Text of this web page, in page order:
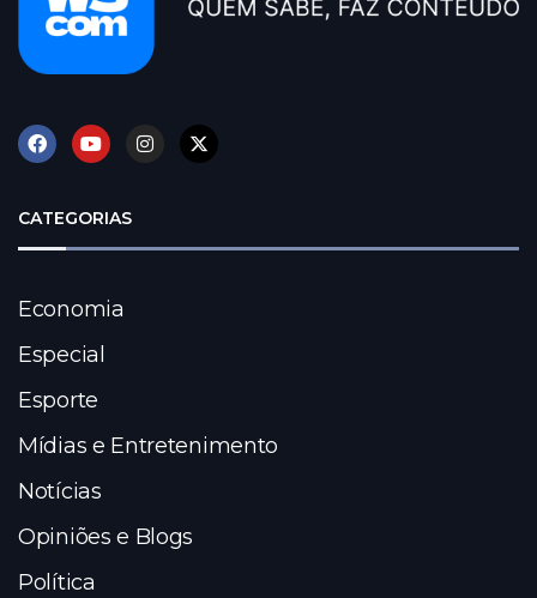
CATEGORIAS
Economia
Especial
Esporte
Mídias e Entretenimento
Notícias
Opiniões e Blogs
Política